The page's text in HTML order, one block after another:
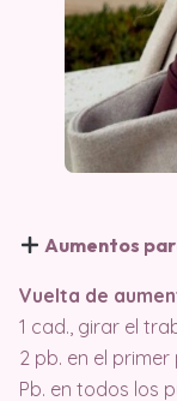
Aumentos
Vuelta de
1 cad., girar el
2 pb. en el primer
Pb. en todos los